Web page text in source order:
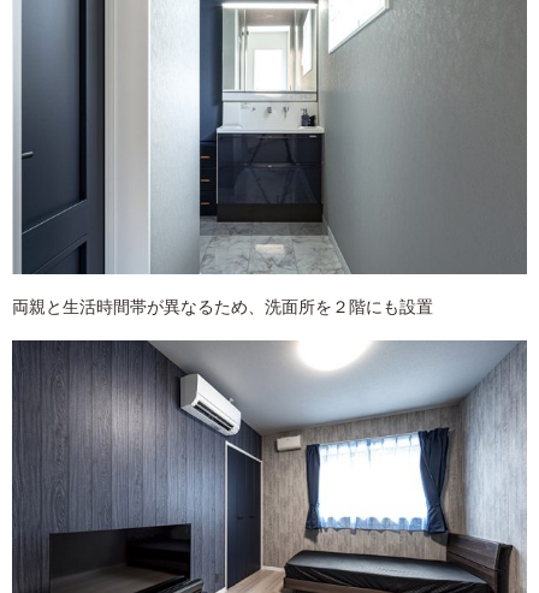
両親と生活時間帯が異なるため、洗面所を２階にも設置